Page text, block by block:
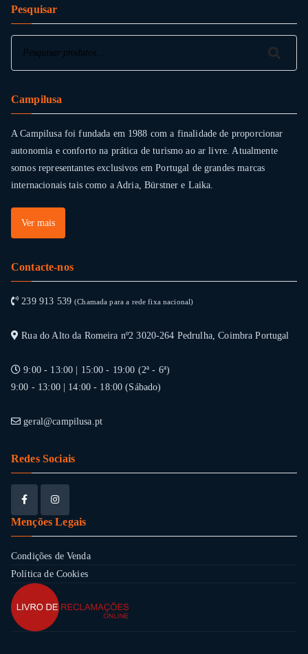
Pesquisar
Pesquisar
Campilusa
A Campilusa foi fundada em 1988 com a finalidade de proporcionar
autonomia e conforto na prática de turismo ao ar livre. Atualmente
somos representantes exclusivos em Portugal de grandes marcas
internacionais tais como a Adria, Bürstner e Laika.
Ver mais
Contacte-nos
239 913 539(Chamada para a rede fixa nacional)
Rua do Alto da Romeira nº2 3020-264 Pedrulha, Coimbra Portugal
9:00 - 13:00 | 15:00 - 19:00 (2ª - 6ª)
9:00 - 13:00 | 14:00 - 18:00 (Sábado)
geral@campilusa.pt
Redes Sociais
Menções Legais
Condições de Venda
Política de Cookies